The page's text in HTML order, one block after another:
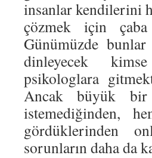
insanlar kendilerini
çözmek için
Günümüzde
dinleyecek
psikologlara
Ancak büyük
istemediğinden,
gördüklerinden
sorunların daha da